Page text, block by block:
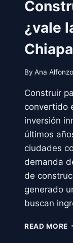
¿vale
By Ana Alfonzo
Construir
convertido
inversión
últimos
ciudades
demanda
de
generado
buscan
READ MORE